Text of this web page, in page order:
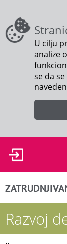
U cilju
analize
se da
Razvoj